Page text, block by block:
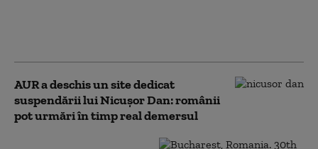
AUR a deschis un site dedicat
suspendării lui Nicușor Dan: românii
pot urmări în timp real demersul